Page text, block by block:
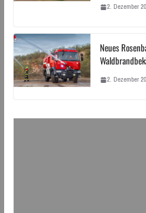
2. Dezember
Neues
2. Dezember